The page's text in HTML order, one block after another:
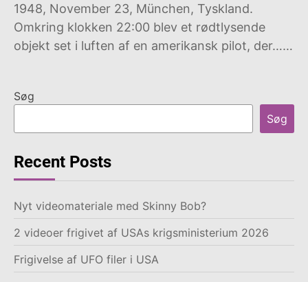
1948, November 23, München, Tyskland.
Omkring klokken 22:00 blev et rødtlysende
objekt set i luften af en amerikansk pilot, der……
Søg
Søg
Recent Posts
Nyt videomateriale med Skinny Bob?
2 videoer frigivet af USAs krigsministerium 2026
Frigivelse af UFO filer i USA